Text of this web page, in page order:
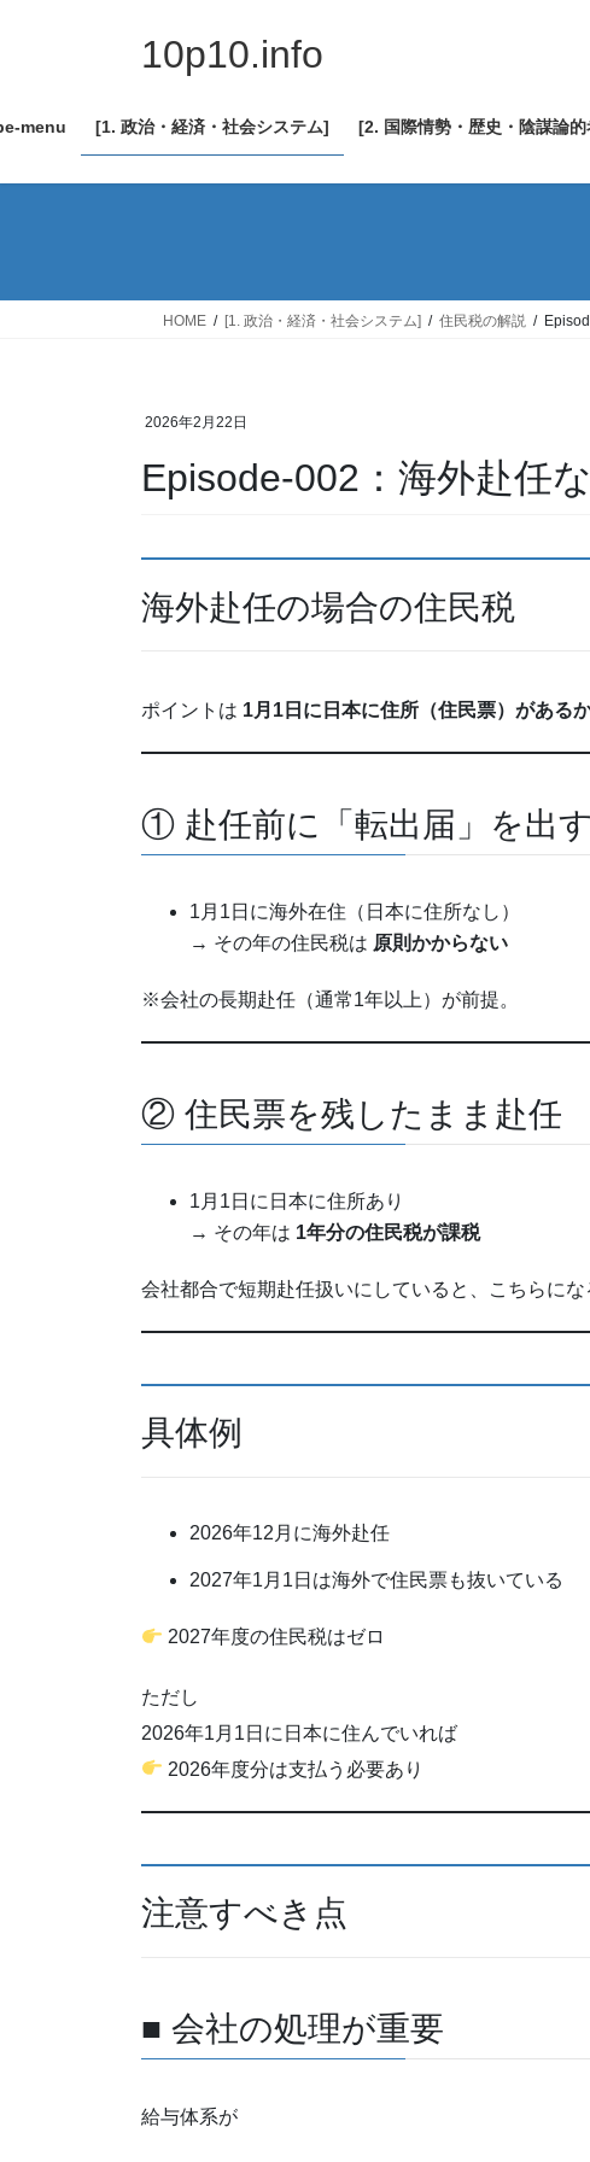
ツ
ス
シ
ン
10p10.info
menu [1. 政治・経済・社会システム] [2. 国際情勢・歴史・陰謀論的
HOME [1. 政治・経済・社会システム] 住民税の解説
2026年2月22日
Episode-002：海外赴任
海外赴任の場合の住民税
ポイントは 1月1日に日本に住所（住民票）がある
① 赴任前に「転出届」を出す
1月1日に海外在住（日本に住所なし）
→ その年の住民税は 原則かからない
※会社の長期赴任（通常1年以上）が前提。
② 住民票を残したまま赴任
1月1日に日本に住所あり
→ その年は 1年分の住民税が課税
会社都合で短期赴任扱いにしていると、こちらにな
具体例
2026年12月に海外赴任
2027年1月1日は海外で住民票も抜いている
2027年度の住民税はゼロ
ただし
2026年1月1日に日本に住んでいれば
2026年度分は支払う必要あり
注意すべき点
■ 会社の処理が重要
給与体系が